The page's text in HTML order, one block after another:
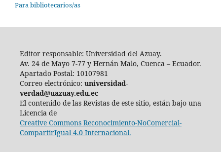
Para bibliotecarios/as
Editor responsable: Universidad del Azuay.
Av. 24 de Mayo 7-77 y Hernán Malo, Cuenca – Ecuador.
Apartado Postal: 10107981
Correo electrónico: universidad-
verdad@uazuay.edu.ec
El contenido de las Revistas de este sitio, están bajo una
Licencia de
Creative Commons Reconocimiento-NoComercial-
CompartirIgual 4.0 Internacional.